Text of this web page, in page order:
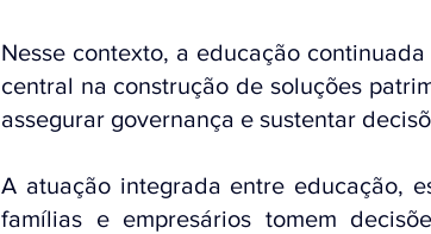
Nesse contexto, a educação
central na construção de soluções
assegurar governança e sustentar
A atuação integrada entre educação,
famílias e empresários tomem